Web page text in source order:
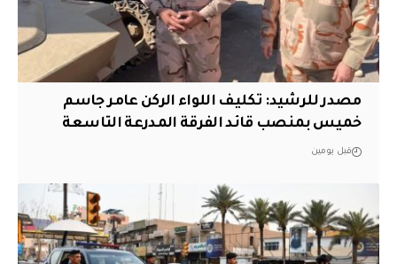
مصدر للرشيد: تكليف اللواء الركن عامر جاسم
خميس بمنصب قائد الفرقة المدرعة التاسعة
قبل يومين